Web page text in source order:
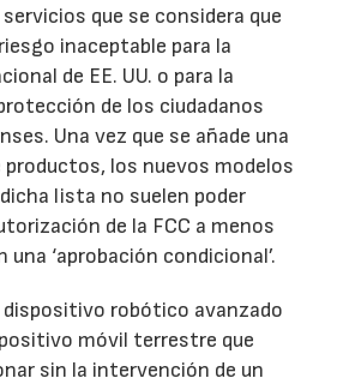
que se considera que
inaceptable para la
de EE. UU. o para la
de los ciudadanos
Una vez que se añade una
productos, los nuevos modelos
lista no suelen poder
de la FCC a menos
una ‘aprobación condicional’.
dispositivo robótico avanzado
móvil terrestre que
sin la intervención de un